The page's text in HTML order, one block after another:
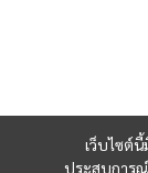
เว็บไซต์
ประสบการณ์